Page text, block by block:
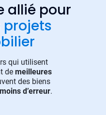
allié pour
projets
qui utilisent
de meilleures
des biens
moins d’erreur.